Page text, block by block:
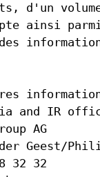
d'un
ainsi
and IR
AG
Geest/
32 32